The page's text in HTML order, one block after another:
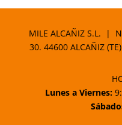
MILE ALCAÑIZ S.L. |
30. 44600 ALCAÑIZ
Lunes a Viernes: